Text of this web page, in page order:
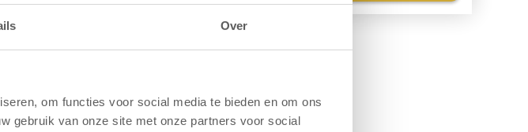
Over
om functies voor social media te bieden en om ons
gebruik van onze site met onze partners voor social